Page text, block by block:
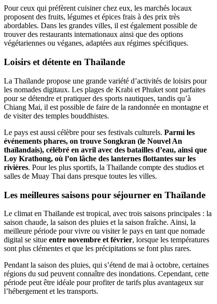
Pour ceux qui préfèrent cuisiner chez eux, les marchés locaux
proposent des fruits, légumes et épices frais à des prix très
abordables. Dans les grandes villes, il est également possible de
trouver des restaurants internationaux ainsi que des options
végétariennes ou véganes, adaptées aux régimes spécifiques.
Loisirs et détente en Thaïlande
La Thaïlande propose une grande variété d’activités de loisirs pour
les nomades digitaux. Les plages de Krabi et Phuket sont parfaites
pour se détendre et pratiquer des sports nautiques, tandis qu’à
Chiang Mai, il est possible de faire de la randonnée en montagne et
de visiter des temples bouddhistes.
Le pays est aussi célèbre pour ses festivals culturels. Parmi les
événements phares, on trouve Songkran (le Nouvel An
thaïlandais), célébré en avril avec des batailles d’eau, ainsi que
Loy Krathong, où l’on lâche des lanternes flottantes sur les
rivières. Pour les plus sportifs, la Thaïlande compte des studios et
salles de Muay Thai dans presque toutes les villes.
Les meilleures saisons pour séjourner en Thaïlande
Le climat en Thaïlande est tropical, avec trois saisons principales : la
saison chaude, la saison des pluies et la saison fraîche. Ainsi, la
meilleure période pour vivre ou visiter le pays en tant que nomade
digital se situe entre novembre et février, lorsque les températures
sont plus clémentes et que les précipitations se font plus rares.
Pendant la saison des pluies, qui s’étend de mai à octobre, certaines
régions du sud peuvent connaître des inondations. Cependant, cette
période peut être idéale pour profiter de tarifs plus avantageux sur
l’hébergement et les transports.